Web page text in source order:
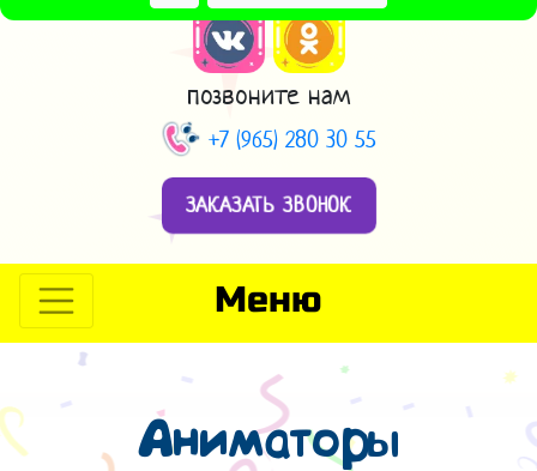
позвоните нам
+7 (965) 280 30 55
ЗАКАЗАТЬ ЗВОНОК
Меню
Аниматоры